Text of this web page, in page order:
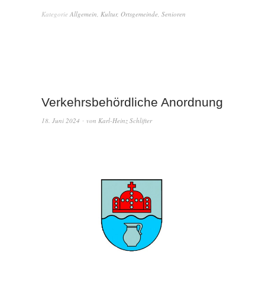
Kategorie Allgemein, Kultur, Ortsgemeinde, Senioren
Verkehrsbehördliche Anordnung
18. Juni 2024 von Karl-Heinz Schlifter